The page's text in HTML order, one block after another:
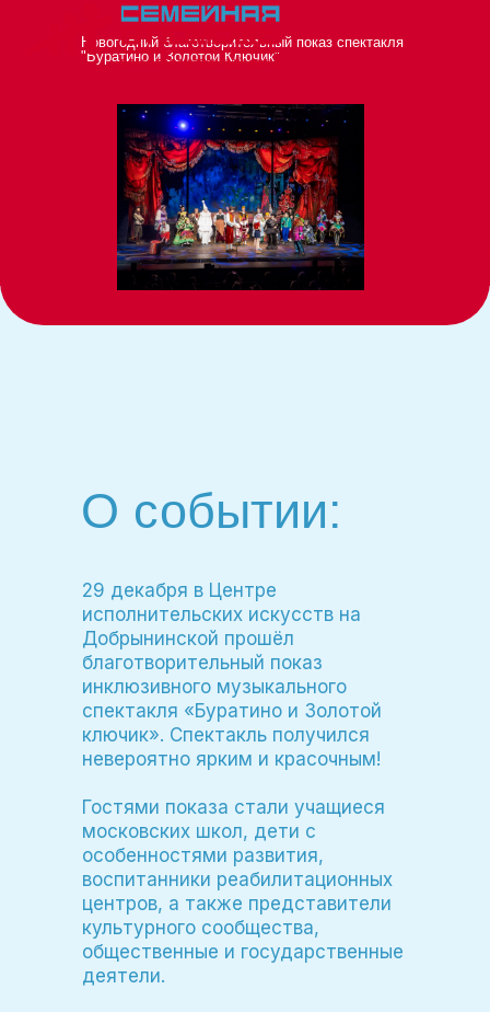
Новогодний благотворительный показ спектакля
"Буратино и Золотой Ключик"
О событии:
29 декабря в Центре
исполнительских искусств на
Добрынинской прошёл
благотворительный показ
инклюзивного музыкального
спектакля «Буратино и Золотой
ключик». Спектакль получился
невероятно ярким и красочным!
Гостями показа стали учащиеся
московских школ, дети с
особенностями развития,
воспитанники реабилитационных
центров, а также представители
культурного сообщества,
общественные и государственные
деятели.